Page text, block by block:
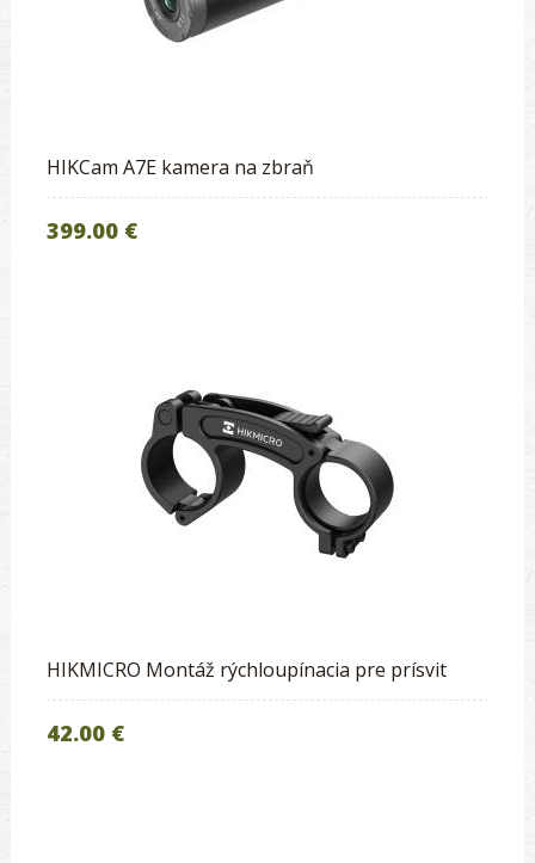
HIKCam A7E kamera na zbraň
399.00 €
HIKMICRO Montáž rýchloupínacia pre prísvit
42.00 €